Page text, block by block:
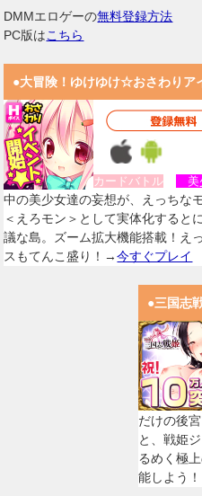
DMMエロゲーの無料登録方法
PC版はこちら
●大冒険！ゆけゆけ☆おさわりア
カードバトル 美
中の美少女達の妄想が、えっちな
＜えろモン＞として実体化すると
議な島。ズーム拡大機能搭載！え
スもてんこ盛り！→今すぐプレイ
●三国志
だけの後
と、戦姫
るめく極
能しよう